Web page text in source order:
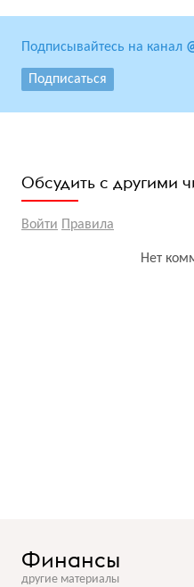
Подписывайтесь на канал
Подписаться
Обсудить с другими
Войти Правила
Нет
Финансы
другие материалы